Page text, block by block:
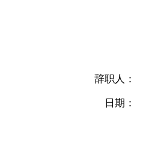
辞职人：
日期：